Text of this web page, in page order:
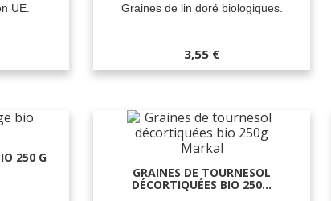
UE. Graines de lin doré biologiques.
3,55 €
250 G
GRAINES DE TOURNESOL
DÉCORTIQUÉES BIO 250...